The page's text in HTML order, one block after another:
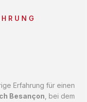
Erfahrung für einen
Besançon , bei dem